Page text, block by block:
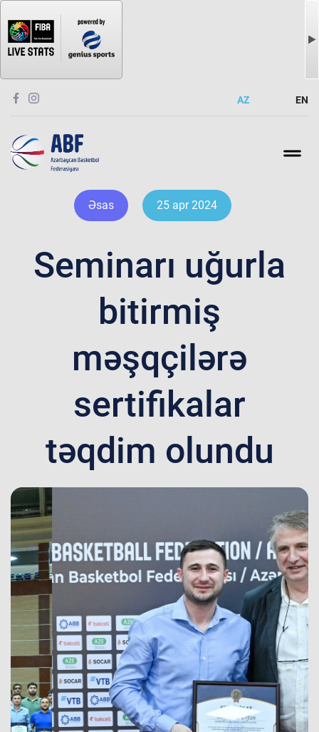
AZ EN
Əsas 25 apr 2024
Seminarı uğurla
bitirmiş
məşqçilərə
sertifikalar
təqdim olundu